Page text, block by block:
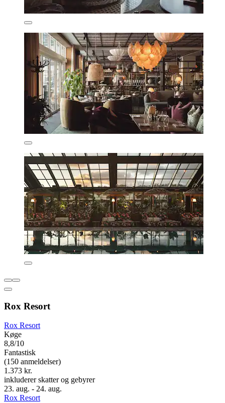
Rox Resort
Rox Resort
Køge
8,8/10
Fantastisk
(150 anmeldelser)
1.373 kr.
inkluderer skatter og gebyrer
23. aug. - 24. aug.
Rox Resort